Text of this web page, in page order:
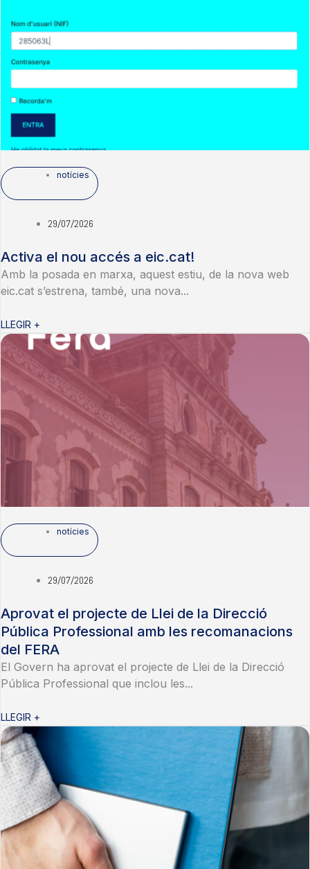
notícies
29/07/2026
Activa el nou accés a eic.cat!
Amb la posada en marxa, aquest estiu, de la nova web
eic.cat s’estrena, també, una nova...
LLEGIR +
notícies
29/07/2026
Aprovat el projecte de Llei de la Direcció
Pública Professional amb les recomanacions
del FERA
El Govern ha aprovat el projecte de Llei de la Direcció
Pública Professional que inclou les...
LLEGIR +